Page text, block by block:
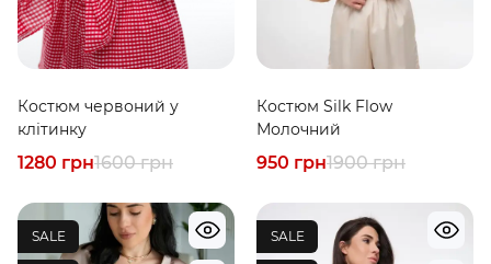
Костюм червоний у
клітинку
1600 грн
1280 грн
Костюм Silk Flow
Молочний
1900 грн
950 грн
SALE SALE